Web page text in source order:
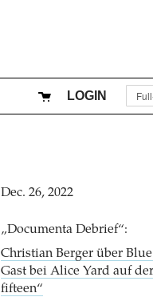
LOGIN
Dec. 26, 2022
„Documenta Debrief“:
Christian Berger über
Gast bei Alice Yard auf
fifteen“